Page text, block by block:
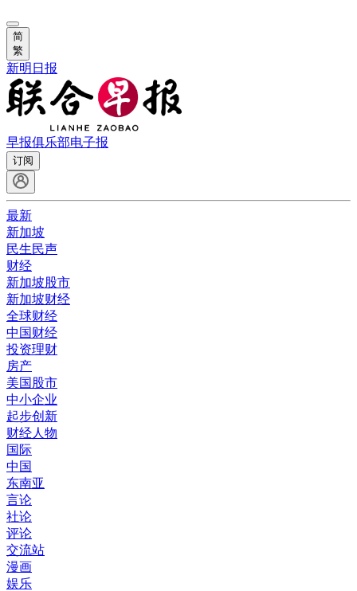
简
繁
新明日报
早报俱乐部电子报
订阅
最新
新加坡
民生民声
财经
新加坡股市
新加坡财经
全球财经
中国财经
投资理财
房产
美国股市
中小企业
起步创新
财经人物
国际
中国
东南亚
言论
社论
评论
交流站
漫画
娱乐